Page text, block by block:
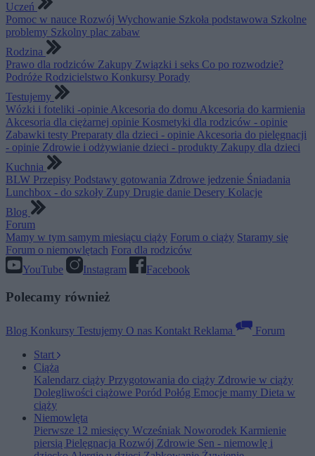
Uczeń
Pomoc w nauce Rozwój Wychowanie Szkoła podstawowa Szkolne
problemy Szkolny plac zabaw
Rodzina
Prawo dla rodziców Zakupy Związki i seks Co po rozwodzie?
Podróże Rodzicielstwo Konkursy Porady
Testujemy
Wózki i foteliki -opinie Akcesoria do domu Akcesoria do karmienia
Akcesoria dla ciężarnej opinie Kosmetyki dla rodziców - opinie
Zabawki testy Preparaty dla dzieci - opinie Akcesoria do pielęgnacji
- opinie Zdrowie i odżywianie dzieci - produkty Zakupy dla dzieci
Kuchnia
BLW Przepisy Podstawy gotowania Zdrowe jedzenie Śniadania
Lunchbox - do szkoły Zupy Drugie danie Desery Kolacje
Blog
Forum
Mamy w tym samym miesiącu ciąży Forum o ciąży Staramy się
Forum o niemowlętach Fora dla rodziców
YouTube
Instagram Facebook
Polecamy również
Blog Konkursy Testujemy O nas Kontakt Reklama
Forum
Start
Ciąża
Kalendarz ciąży Przygotowania do ciąży Zdrowie w ciąży
Dolegliwości ciążowe Poród Połóg Emocje mamy Dieta w
ciąży
Niemowlęta
Pierwsze 12 miesięcy Wcześniak Noworodek Karmienie
piersią Pielęgnacja Rozwój Zdrowie Sen - niemowlę i